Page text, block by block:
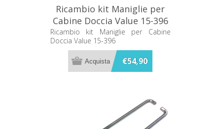
Ricambio kit Maniglie per
Cabine Doccia Value 15-396
Ricambio kit Maniglie per Cabine
Doccia Value 15-396
€54,90